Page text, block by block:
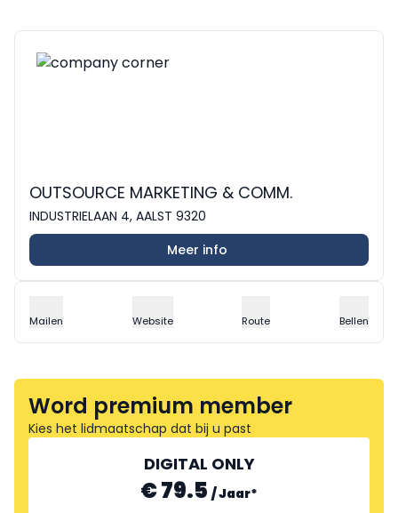
OUTSOURCE MARKETING & COMM.
INDUSTRIELAAN 4, AALST 9320
Meer info
Mailen Website Route Bellen
Word premium member
Kies het lidmaatschap dat bij u past
DIGITAL ONLY
€ 79.5 /Jaar*